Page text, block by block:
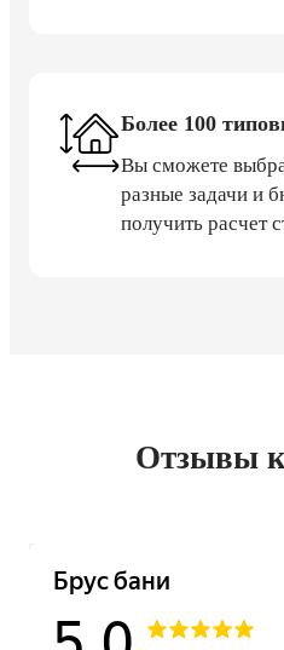
Более 100
Вы сможете
разные задачи и
получить расчет
Отзывы